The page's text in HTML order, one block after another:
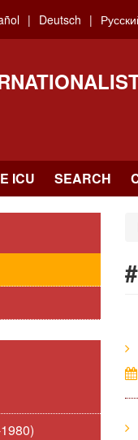
Deutsch
ICU SEARCH